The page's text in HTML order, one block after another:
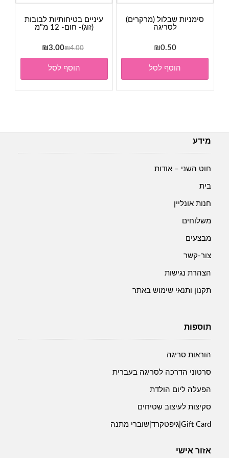
סימניות שבלול (מרקרים)
לסריגה
₪0.50
הוסף לסל
עיניים בטיחותיות לבובות
(זוג)- חום- 12 מ"מ
₪4.00
המחיר
המקורי
היה:
₪4.00.
₪3.00
המחיר
הנוכחי
₪3.00.
הוסף לסל
מידע
חוט השני – אודות
בית
חנות אונליין
משלוחים
מבצעים
צור-קשר
הצהרת נגישות
תקנון ותנאי שימוש באתר
תוספות
הוראות סריגה
סרטוני הדרכה לסריגה בעברית
הפעלה ליום הולדת
סקיצות לעיצוב שטיחים
Gift Card|גיפטקרד|שוברי מתנה
אזור אישי